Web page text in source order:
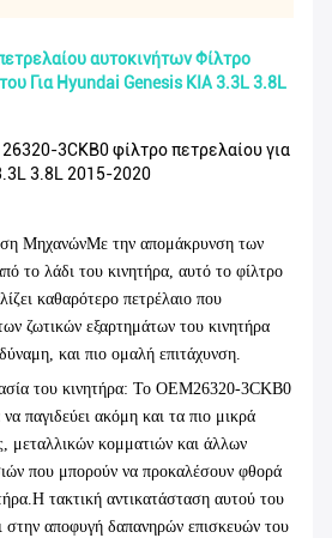
αυτοκινήτων Φίλτρο
Για Hyundai Genesis KIA 3.3L 3.8L
3CKB0 φίλτρο πετρελαίου για
3.8L 2015-2020
ΜηχανώνΜε την απομάκρυνση των
το λάδι του κινητήρα, αυτό το φίλτρο
καθαρότερο πετρέλαιο που
ζωτικών εξαρτημάτων του κινητήρα
και πιο ομαλή επιτάχυνση.
του κινητήρα: Το OEM26320-3CKB0
να παγιδεύει ακόμη και τα πιο μικρά
μεταλλικών κομματιών και άλλων
που μπορούν να προκαλέσουν φθορά
τακτική αντικατάσταση αυτού του
στην αποφυγή δαπανηρών επισκευών του